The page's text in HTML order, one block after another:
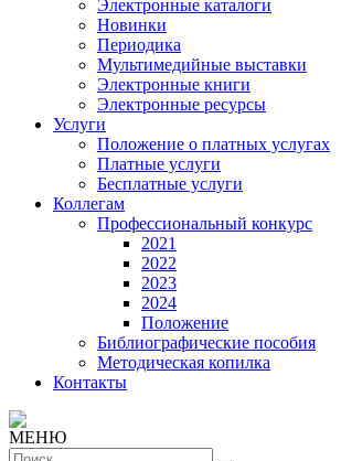
Электронные каталоги
Новинки
Периодика
Мультимедийные выставки
Электронные книги
Электронные ресурсы
Услуги
Положение о платных услугах
Платные услуги
Бесплатные услуги
Коллегам
Профессиональный конкурс
2021
2022
2023
2024
Положение
Библиографические пособия
Методическая копилка
Контакты
МЕНЮ